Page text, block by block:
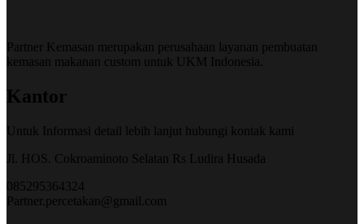
Partner Kemasan merupakan perusahaan layanan pembuatan
kemasan makanan custom untuk UKM Indonesia.
Kantor
Untuk Informasi detail lebih lanjut hubungi kontak kami
Jl. HOS. Cokroaminoto Selatan Rs Ludira Husada
085295364324
Partner.percetakan@gmail.com